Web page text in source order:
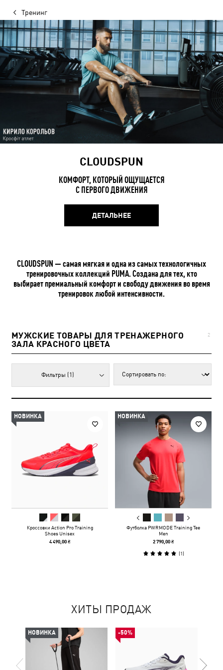
Тренинг
CLOUDSPUN
КОМФОРТ, КОТОРЫЙ ОЩУЩАЕТСЯ
С ПЕРВОГО ДВИЖЕНИЯ
ДЕТАЛЬНЕЕ
CLOUDSPUN — самая мягкая и одна из самых технологичных
тренировочных коллекций PUMA. Создана для тех, кто
выбирает премиальный комфорт и свободу движения во время
тренировок любой интенсивности.
МУЖСКИЕ ТОВАРЫ ДЛЯ ТРЕНАЖЕРНОГО
ЗАЛА КРАСНОГО ЦВЕТА
2
Фильтры (1)
НОВИНКА
Кроссовки Action Pro Training
Shoes Unisex
4 490,00 ₴
НОВИНКА
Футболка PWRMODE Training Tee
Men
2 790,00 ₴
(1)
ХИТЫ ПРОДАЖ
НОВИНКА -50%